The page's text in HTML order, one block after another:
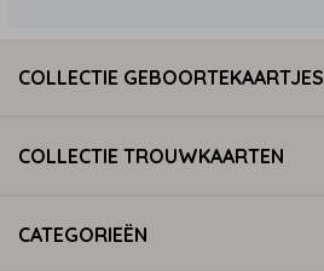
COLLECTIE GEBOORTEKAARTJES
COLLECTIE TROUWKAARTEN
CATEGORIEËN